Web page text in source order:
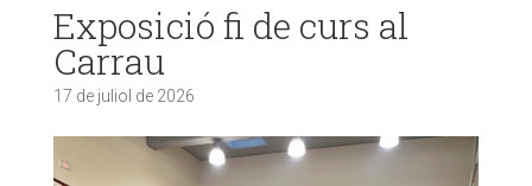
Exposició fi de curs al
Carrau
17 de juliol de 2026